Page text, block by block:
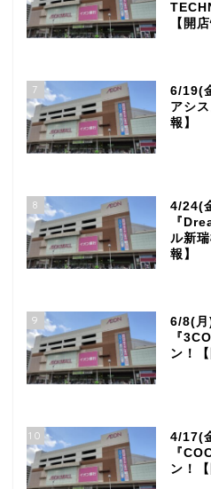
【開
7
6/19(
アシ
報】
8
4/24(
『
ル新
報】
9
6/8(月
『
ン！【
10
4/17(
『
ン！【